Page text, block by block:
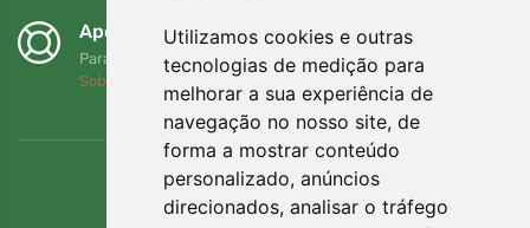
Utilizamos cookies e outras
tecnologias de medição para
melhorar a sua experiência de
navegação no nosso site, de
forma a mostrar conteúdo
personalizado, anúncios
direcionados, analisar o tráfego
Apoiamos a Trees.org
Para cada encomenda plantamos uma árvore! Leia mais
Sobre nós